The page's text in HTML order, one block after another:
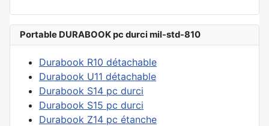
Portable DURABOOK pc durci mil-std-810
Durabook R10 détachable
Durabook U11 détachable
Durabook S14 pc durci
Durabook S15 pc durci
Durabook Z14 pc étanche